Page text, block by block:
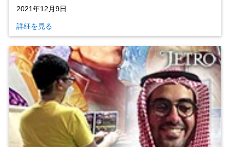
2021年12月9日
詳細を見る